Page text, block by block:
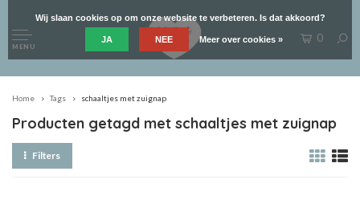
MENU
0
Home Tags schaaltjes met zuignap
Producten getagd met schaaltjes met zuignap
Filters
Wij slaan cookies op om onze website te verbeteren. Is dat akkoord?
JA NEE Meer over cookies »